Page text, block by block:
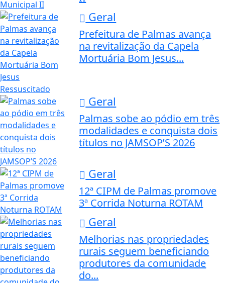
Geral
Prefeitura de Palmas avança
na revitalização da Capela
Mortuária Bom Jesus...
Geral
Palmas sobe ao pódio em três
modalidades e conquista dois
títulos no JAMSOP’S 2026
Geral
12ª CIPM de Palmas promove
3ª Corrida Noturna ROTAM
Geral
Melhorias nas propriedades
rurais seguem beneficiando
produtores da comunidade
do...